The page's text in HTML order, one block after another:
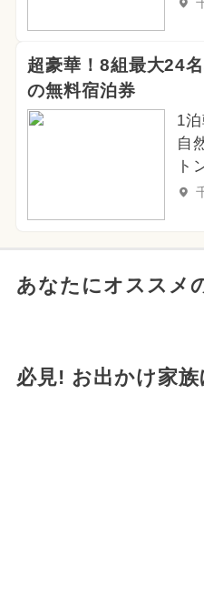
超豪華！8組最大24
の無料宿泊券
1
自
ト
あなたにオススメ
必見! お出かけ家